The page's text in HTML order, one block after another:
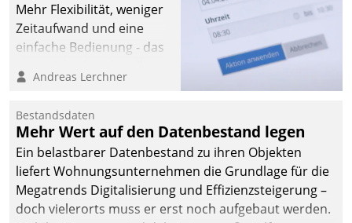
Mehr Flexibilität, weniger
Zeitaufwand und eine
einfache Bedienung - das
Cockpit für mobile
Datatrain. Die meravis
Wohnungsbau- und
Immobilien GmbH hat
sich dabei für den Betrieb
der Lösung über die SAP
Cloud Platform
Andreas Lerchner
Bestandsdaten
Mehr Wert auf den Datenbestand legen
Ein belastbarer Datenbestand zu ihren Objekten
liefert Wohnungsunternehmen die Grundlage für die
Megatrends Digitalisierung und Effizienzsteigerung –
doch vielerorts muss er erst noch aufgebaut werden.